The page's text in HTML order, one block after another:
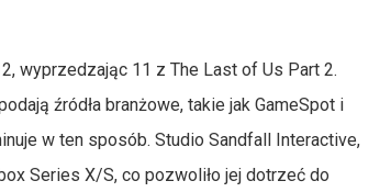
wyprzedzając 11 z The Last of Us Part 2.
źródła branżowe, takie jak GameSpot i
w ten sposób. Studio Sandfall Interactive,
Series X/S, co pozwoliło jej dotrzeć do